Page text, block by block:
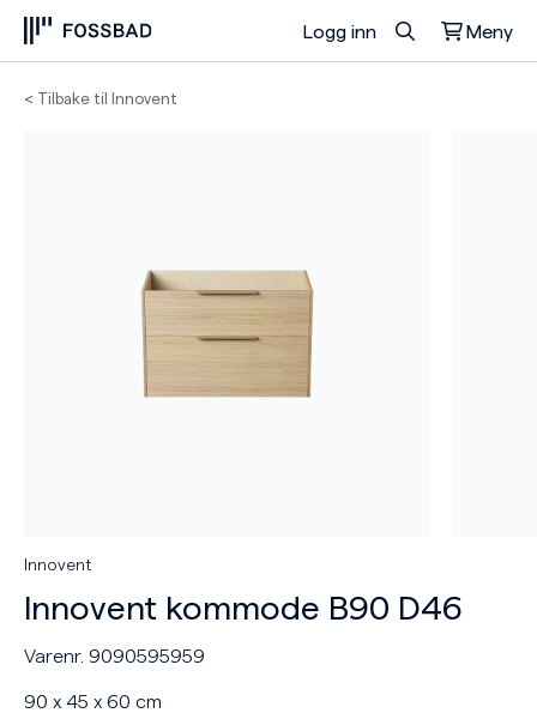
Logg inn Meny
Du har ingen produkter i handlekurven.
< Tilbake til Innovent
Innovent
Innovent kommode B90 D46
Varenr. 9090595959
90 x 45 x 60 cm